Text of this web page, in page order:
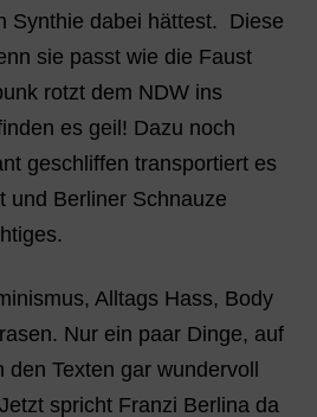
Synthie dabei hättest. Diese
sie passt wie die Faust
rotzt dem NDW ins
es geil! Dazu noch
geschliffen transportiert es
und Berliner Schnauze
Alltags Hass, Body
Nur ein paar Dinge, auf
Texten gar wundervoll
spricht Franzi Berlina da